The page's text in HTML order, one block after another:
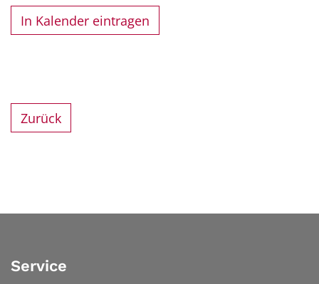
In Kalender eintragen
Zurück
Service